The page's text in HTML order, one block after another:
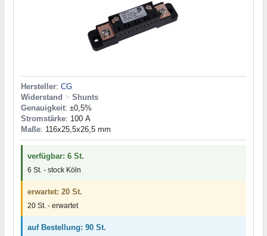
Hersteller: CG
Widerstand > Shunts
Genauigkeit: ±0,5%
Stromstärke: 100 А
Maße: 116x25,5x26,5 mm
verfügbar: 6 St.
6 St. - stock Köln
erwartet: 20 St.
20 St. - erwartet
auf Bestellung: 90 St.